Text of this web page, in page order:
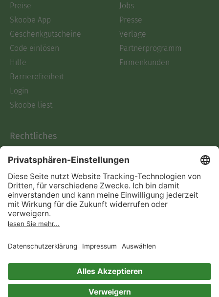
Preise
Skoobe App
Geschenkgutscheine
Code einlösen
Hilfe
Barrierefreiheit
Login
Skoobe liest
Jobs
Presse
Verlage
Partnerprogramm
Firmenkunden
Rechtliches
AGB
Informationen nach Data
Act
Verträge hier kündigen
Impressum
Immer ein gutes Buch